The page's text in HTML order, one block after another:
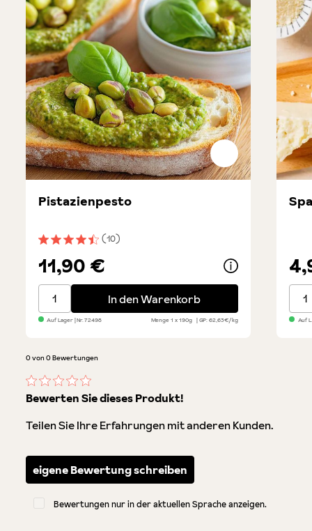
Durchschnittliche Bewertung von 4.5 von 5 Sternen
(10)
Pistazienpesto
11,90 €
PistazienpestoIn den Warenkorb
Auf Lager| Nr.72498 Menge1 x 190g GP: 62,63€/kg Auf
0 von 0 Bewertungen
Durchschnittliche Bewertung von 0 von 5 Sternen
Bewerten Sie dieses Produkt!
Teilen Sie Ihre Erfahrungen mit anderen Kunden.
eigene Bewertung schreiben
Bewertungen nur in der aktuellen Sprache anzeigen.